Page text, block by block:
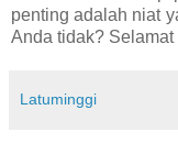
penting adalah niat
Anda tidak? Selamat
Latuminggi